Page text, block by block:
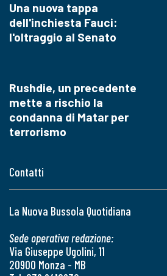
Contatti
La Nuova Bussola Quotidiana
Sede operativa redazione:
Via Giuseppe Ugolini, 11
20900 Monza - MB
Una nuova tappa
dell'inchiesta Fauci:
l'oltraggio al Senato
Rushdie, un precedente
mette a rischio la
condanna di Matar per
terrorismo